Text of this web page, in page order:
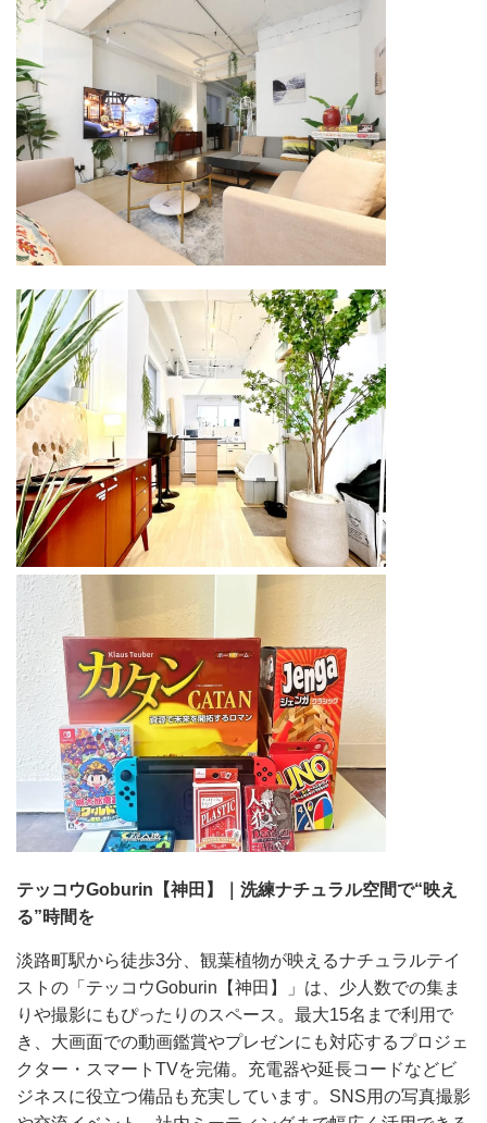
テッコウGoburin【神田】｜洗練ナチュラル空間で“映え
る”時間を
淡路町駅から徒歩3分、観葉植物が映えるナチュラルテイ
ストの「テッコウGoburin【神田】」は、少人数での集ま
りや撮影にもぴったりのスペース。最大15名まで利用で
き、大画面での動画鑑賞やプレゼンにも対応するプロジェ
クター・スマートTVを完備。充電器や延長コードなどビ
ジネスに役立つ備品も充実しています。SNS用の写真撮影